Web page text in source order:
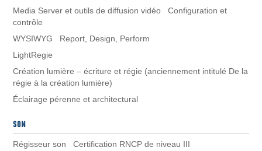
Media Server et outils de diffusion vidéo Configuration et
contrôle
WYSIWYG Report, Design, Perform
LightRegie
Création lumière – écriture et régie (anciennement intitulé De la
régie à la création lumière)
Éclairage pérenne et architectural
Régisseur son Certification RNCP de niveau III